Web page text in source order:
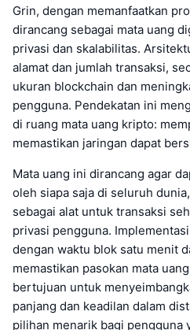
Grin, dengan memanfaatkan
dirancang sebagai mata uang
privasi dan skalabilitas.
alamat dan jumlah transaksi,
ukuran blockchain dan
pengguna. Pendekatan ini
di ruang mata uang kripto:
memastikan jaringan dapat
Mata uang ini dirancang agar
oleh siapa saja di seluruh
sebagai alat untuk transaksi
privasi pengguna.
dengan waktu blok satu menit
memastikan pasokan mata
bertujuan untuk
panjang dan keadilan dalam
pilihan menarik bagi pengguna